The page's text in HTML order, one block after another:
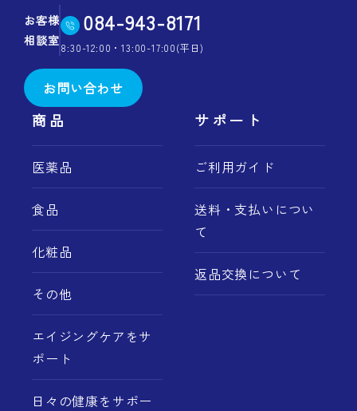
商品
医薬品
食品
化粧品
その他
エイジングケアをサ
ポート
日々の健康をサポー
サポート
ご利用ガイド
送料・支払いについ
て
返品交換について
お客様
相談室
084-943-8171
8:30-12:00・13:00-17:00(平日)
お問い合わせ